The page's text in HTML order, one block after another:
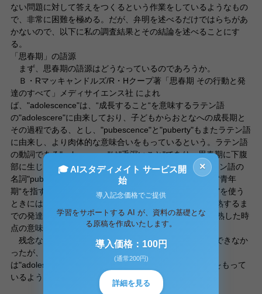
ない問題に対して答えをつくるという作業をしているようなもの
で、非常に困難を極める。だが、弁明を述べるだけではらちがあ
かないので、以下に私の調査結果とその結論を述べることにす
る。
「思春期」の語源
まず、思春期の語源はどうなっているのであろうか。
Ｂ・Rマッキャンドルズ/R・Hクープ著「思春期 その行動と発
達のすべて」メディサイエンス社 によれ
ば、"adolescence"は、“成長すること“を意味するラテン語
の"adolescere"に由来しており、子どもからおとなへの成長期と
その過程である、とし、"pubescence"と"puberty"もまたラテン語
に由来し、より肉体的な意味合いをもっているという。ラテン語
の動詞である"pubescence"は"毛深いこと"であり、思春期に下腹
部に生じる毛"pubes"に関連した言葉であるという。ラテン語の
名詞"pubescence"は、体や顔の毛が完全に生えそろった“青年
期“を指すという。それゆえ、現代語である"pubescence"を使う
ときには、それは下腹部に毛が生え始めてから性的に成熟するま
での発達過程を意味し、それに対し"puberty"は性的に成熟した時
点の意味に限局される、という。
残念ながら、日本語の「思春期」の語源を知ることはできなか
ったが、どうやら「思春期」という言葉
は"adolescence""pubescence""puberty"を混同した意味をもって
いるようである。
×
🎓 AIスタディメイト サービス開
始
導入記念価格でご提供
学習をサポートする AI が、資料の基礎とな
る原稿を作成いたします。
導入価格：100円
(通常200円)
詳細を見る